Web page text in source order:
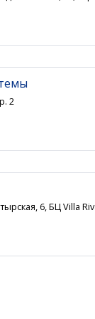
2
6, БЦ Villa